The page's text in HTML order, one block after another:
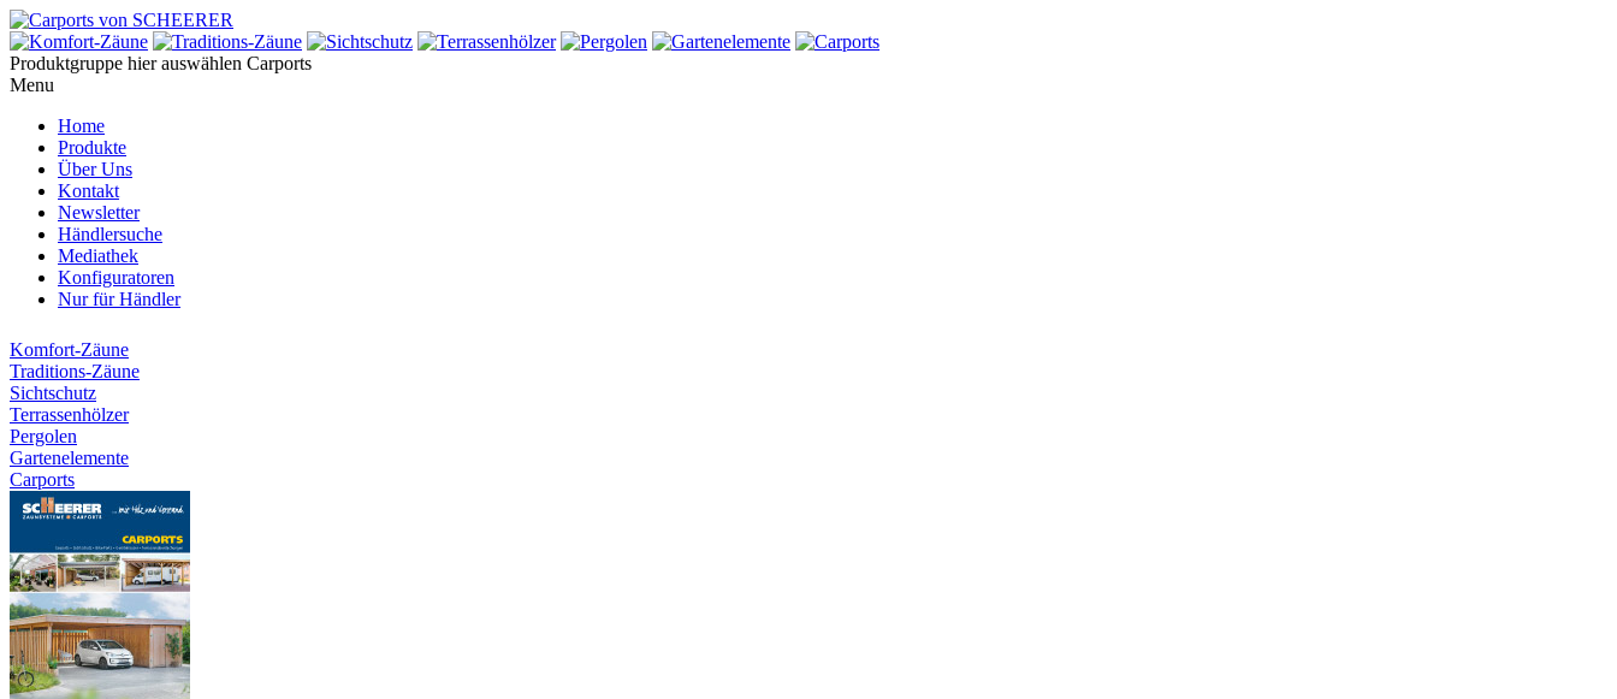
Produktgruppe hier auswählen Carports
Menu
Home
Produkte
Über Uns
Kontakt
Newsletter
Händlersuche
Mediathek
Konfiguratoren
Nur für Händler
Komfort-Zäune
Traditions-Zäune
Sichtschutz
Terrassenhölzer
Pergolen
Gartenelemente
Carports